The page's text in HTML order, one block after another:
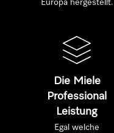
Europa hergestellt.
Die Miele
Professional
Leistung
Egal welche